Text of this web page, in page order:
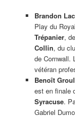
Brandon
Play du
Trépanier,
Collin, du
de Cornwall.
vétéran
Benoît
est en finale
Syracuse.
Gabriel